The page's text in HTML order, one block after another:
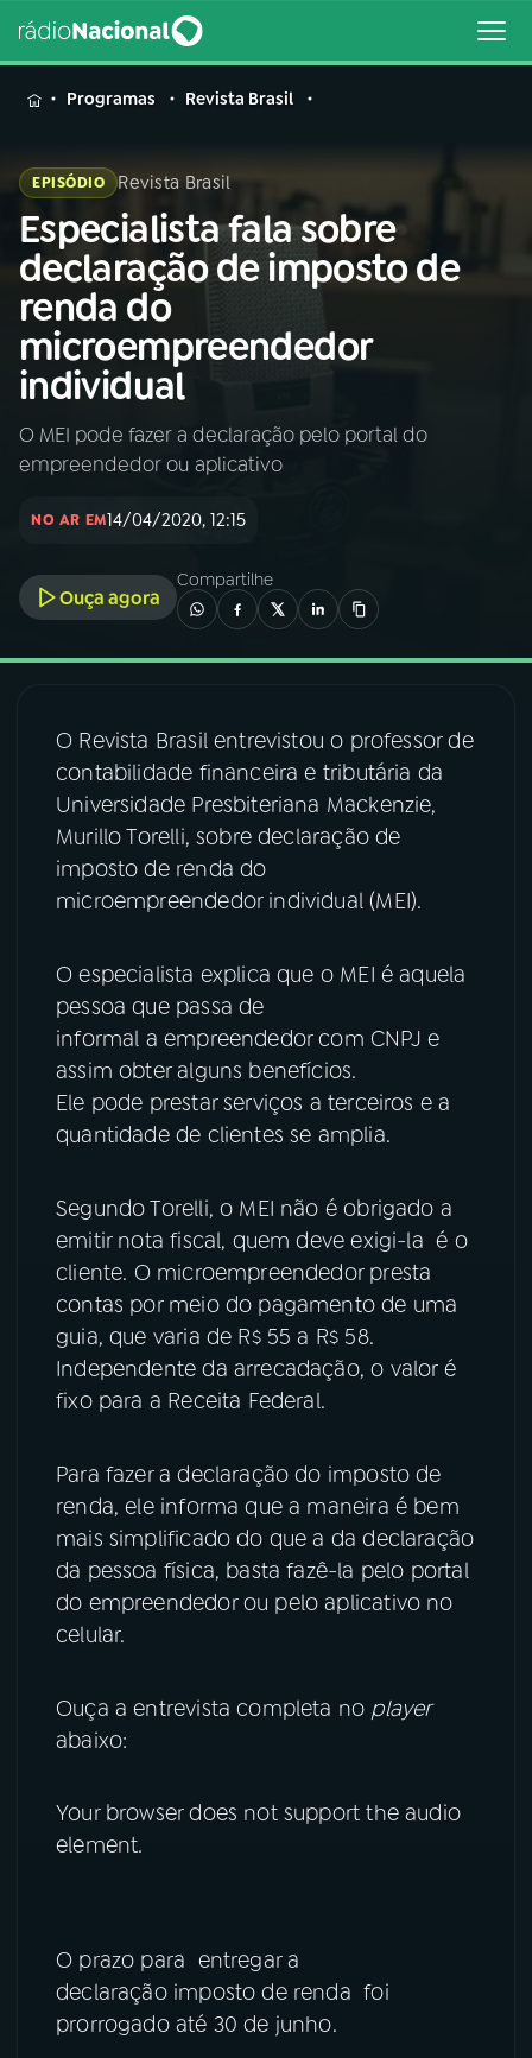
MENU
Buscar
na
Rádio
Nacional
Buscar
AO VIVO
01INÍCIO
A RÁDIO
PROGRAMAÇÃO
04PROGRAMAS
05PODCASTS
VIDEOCASTS
07ÚLTIMAS
08FESTIVAL DE MÚSICA
ACOMPANHE A RÁDIO NACIONAL
YouTube Facebook
TikTok
Programas Revista Brasil
EPISÓDIO Revista Brasil
Especialista fala sobre
declaração de imposto de
renda do
microempreendedor
individual
O MEI pode fazer a declaração pelo portal do
empreendedor ou aplicativo
NO AR EM14/04/2020, 12:15
Ouça agora
Compartilhe
O Revista Brasil entrevistou o professor de
contabilidade financeira e tributária da
Universidade Presbiteriana Mackenzie,
Murillo Torelli, sobre declaração de
imposto de renda do
microempreendedor individual (MEI).
O especialista explica que o MEI é aquela
pessoa que passa de
informal a empreendedor com CNPJ e
assim obter alguns benefícios.
Ele pode prestar serviços a terceiros e a
quantidade de clientes se amplia.
Segundo Torelli, o MEI não é obrigado a
emitir nota fiscal, quem deve exigi-la é o
cliente. O microempreendedor presta
contas por meio do pagamento de uma
guia, que varia de R$ 55 a R$ 58.
Independente da arrecadação, o valor é
fixo para a Receita Federal.
Para fazer a declaração do imposto de
renda, ele informa que a maneira é bem
mais simplificado do que a da declaração
da pessoa física, basta fazê-la pelo portal
do empreendedor ou pelo aplicativo no
celular.
Ouça a entrevista completa no player
abaixo:
Your browser does not support the audio
element.
O prazo para entregar a
declaração imposto de renda foi
prorrogado até 30 de junho.